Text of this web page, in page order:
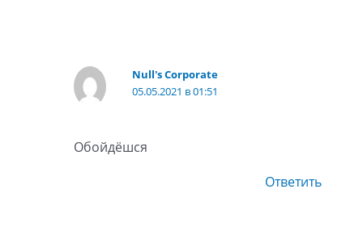
Null's Corporate
05.05.2021 в 01:51
Обойдёшся
Ответить